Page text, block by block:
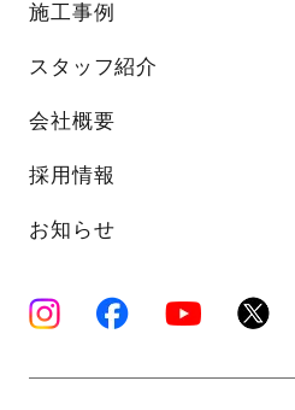
施工事例
スタッフ紹介
会社概要
採用情報
お知らせ